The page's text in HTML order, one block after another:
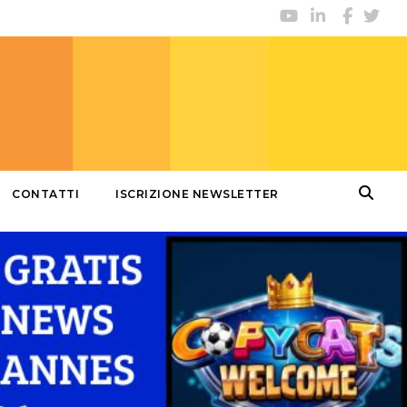
CONTATTI ISCRIZIONE NEWSLETTER